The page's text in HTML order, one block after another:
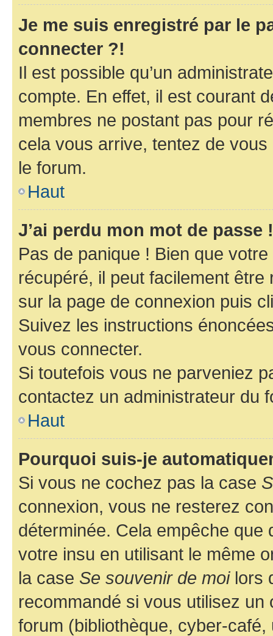
Je me suis enregistré par le
connecter ?!
Il est possible qu’un
compte. En effet, il est courant
membres ne postant pas pour
cela vous arrive, tentez de
le forum.
Haut
J’ai perdu mon mot de passe !
Pas de panique ! Bien que
récupéré, il peut facilement
sur la page de connexion puis
Suivez les instructions
vous connecter.
Si toutefois vous ne parveniez
contactez un administrateur du
Haut
Pourquoi suis-je
Si vous ne cochez pas la case
connexion, vous ne resterez
déterminée. Cela empêche que
votre insu en utilisant le même
la case Se souvenir de moilors
recommandé si vous utilisez
forum (bibliothèque, cyber-